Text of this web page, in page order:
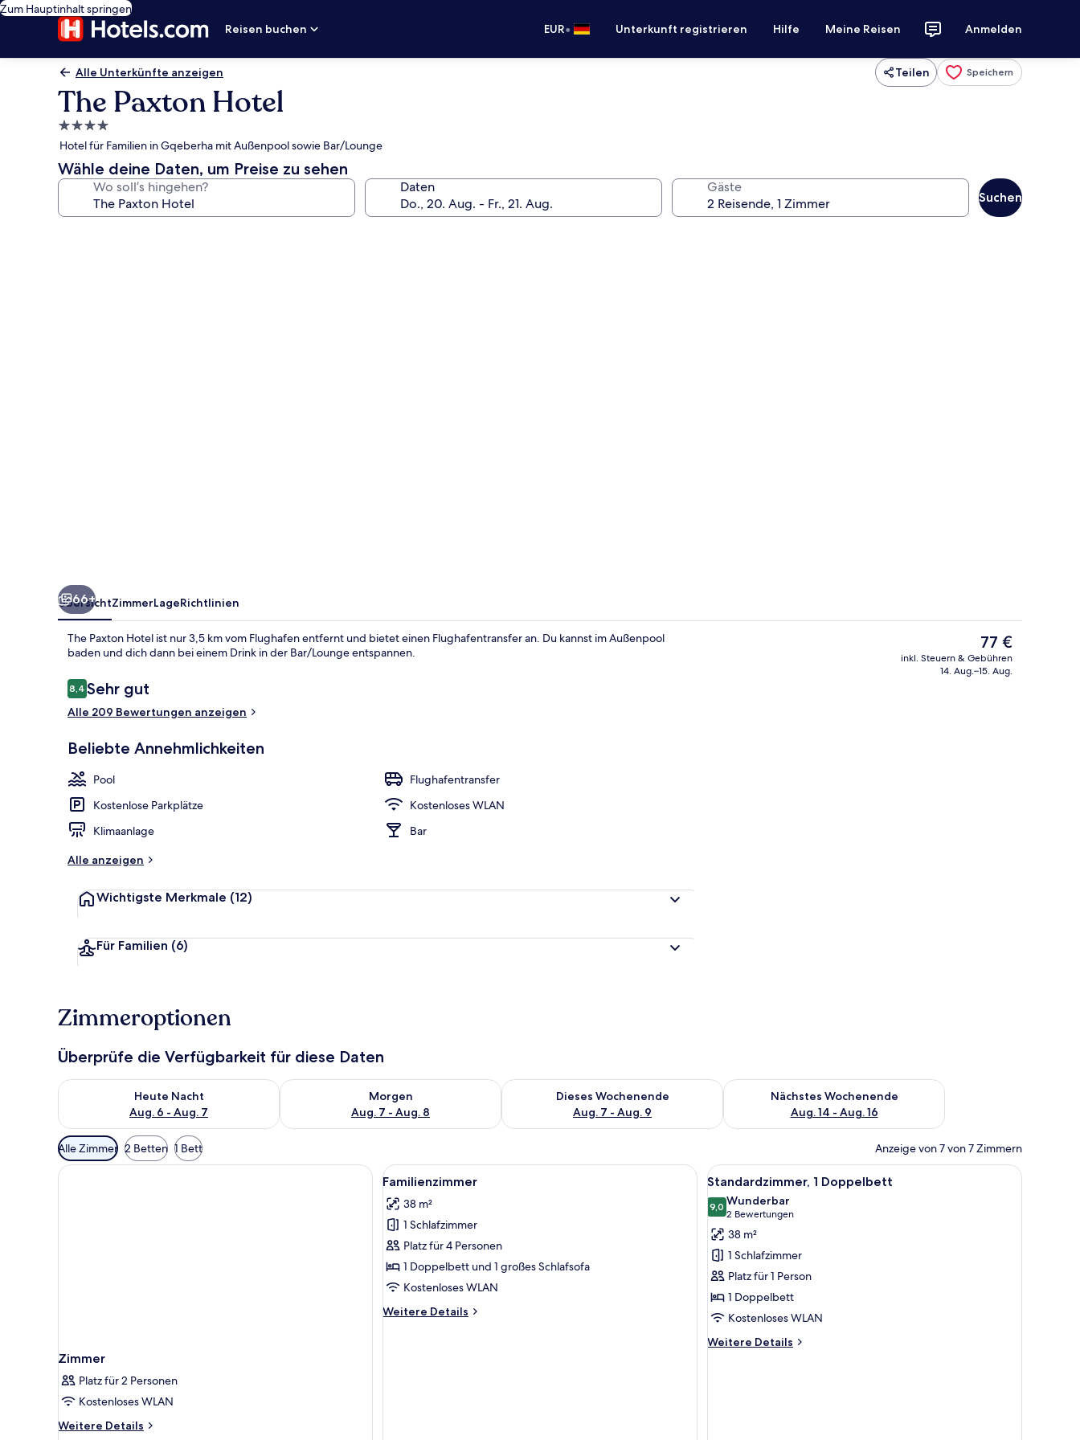
Zum Hauptinhalt springen
Reisen buchen
EUR• Unterkunft registrieren Hilfe Meine Reisen Anmelden
Alle Unterkünfte anzeigen Teilen Speichern
The Paxton Hotel
4.0-
Sterne-
Unterkunft
Hotel für Familien in Gqeberha mit Außenpool sowie Bar/Lounge
Wähle deine Daten, um Preise zu sehen
Wo soll’s hingehen? Daten Gäste
Suchen
66+
ÜbersichtZimmerLageRichtlinien
The Paxton Hotel ist nur 3,5 km vom Flughafen entfernt und bietet einen Flughafentransfer an. Du kannst im Außenpool
baden und dich dann bei einem Drink in der Bar/Lounge entspannen.
Bewertungen
8,48,4 von 10.
Sehr gut
Alle 209 Bewertungen anzeigen
Beliebte Annehmlichkeiten
Pool
Flughafentransfer
Kostenlose Parkplätze
Kostenloses WLAN
Klimaanlage
Bar
Alle anzeigen
Wichtigste Merkmale (12)
Für Familien (6)
Der
aktuelle
Preis
77 €
inkl. Steuern & Gebühren
14. Aug.–15. Aug.
Zimmeroptionen
Überprüfe die Verfügbarkeit für diese Daten
Heute Nacht
Aug. 6 - Aug. 7
Überprüfe die Verfügbarkeit für heute Nacht, Aug. 6 - Aug. 7.
Morgen
Aug. 7 - Aug. 8
Überprüfe die Verfügbarkeit für morgen, Aug. 7 - Aug. 8.
Dieses Wochenende
Aug. 7 - Aug. 9
Überprüfe die Verfügbarkeit für dieses Wochenende, Aug. 7 - Aug. 9.
Nächstes Wochenende
Aug. 14 - Aug. 16
Überprüfe die Verfügbarkeit für nächstes Wochenende, Aug.
Verfügbare
Filter
für
Alle Zimmer 2 Betten 1 Bett Anzeige von 7 von 7 Zimmern
Zimmer
Platz für 2 Personen
Kostenloses WLAN
Weitere Details
Weitere
Alle
Fotos
für
Familienzimmer
anzeigen
Ein ordentlich bezogenes Bett mit gemusterten Kissen und einer dekorativen Decke.
4
Familienzimmer
38 m²
1 Schlafzimmer
Platz für 4 Personen
1 Doppelbett und 1 großes Schlafsofa
Kostenloses WLAN
Weitere Details
Weitere
Alle
Fotos
für
Standardzimmer,
Doppelbett
anzeigen
Eine Kaffeestation mit einer schwarzen
2
Standardzimmer, 1 Doppelbett
9,09,0 von 10
Wunderbar
2 Bewertungen
(2
Bewertungen)
38 m²
1 Schlafzimmer
Platz für 1 Person
1 Doppelbett
Kostenloses WLAN
Weitere Details
Weitere